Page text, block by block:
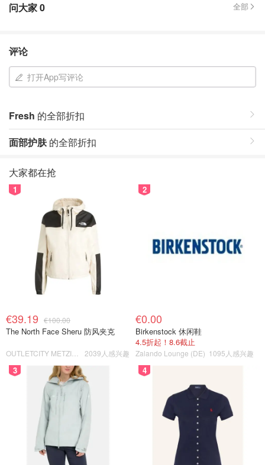
问大家0 全部
评论
打开App写评论
Fresh 的全部折扣
面部护肤的全部折扣
大家都在抢
1
€39.19 €100.00
The North Face Sheru 防风夹克
2039人感兴趣
2
€0.00
Birkenstock 休闲鞋
4.5折起！8.6截止
Zalando Lounge (DE) 1095人感兴趣
3 4